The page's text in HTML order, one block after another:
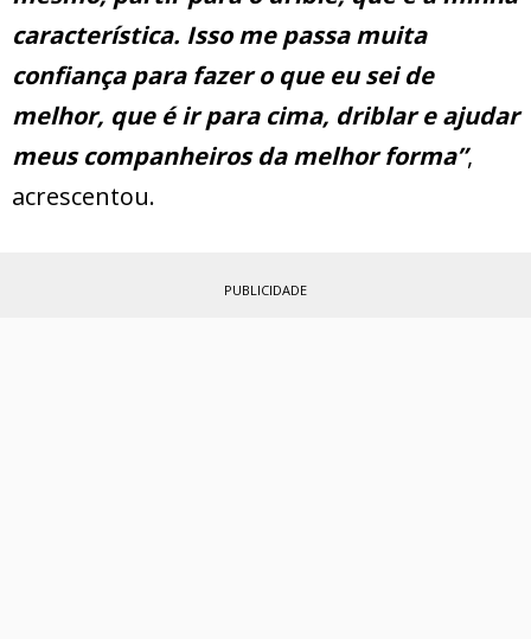
característica. Isso me passa muita
confiança para fazer o que eu sei de
melhor, que é ir para cima, driblar e ajudar
meus companheiros da melhor forma”,
acrescentou.
PUBLICIDADE